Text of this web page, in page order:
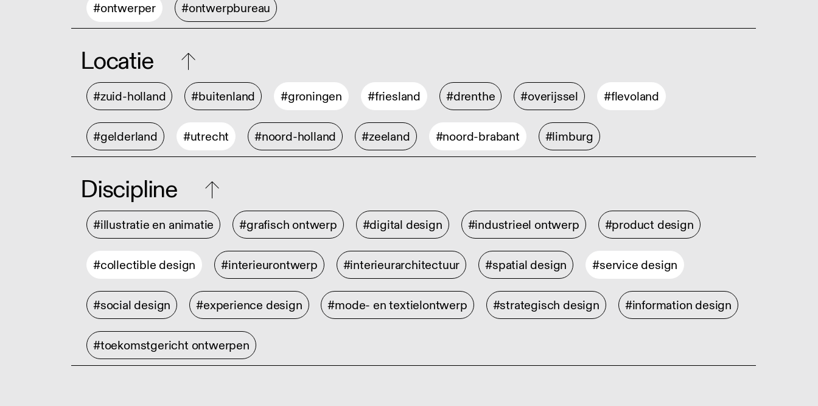
#ontwerper #ontwerpbureau
Locatie
#zuid-holland #buitenland #groningen #friesland #drenthe #overijssel #flevoland
#gelderland #utrecht #noord-holland #zeeland #noord-brabant #limburg
Discipline
#illustratie en animatie #grafisch ontwerp #digital design #industrieel ontwerp #product design
#collectible design #interieurontwerp #interieurarchitectuur #spatial design #service design
#social design #experience design #mode- en textielontwerp #strategisch design #information design
#toekomstgericht ontwerpen